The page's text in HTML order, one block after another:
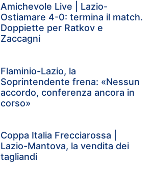
Amichevole Live | Lazio-
Ostiamare 4-0: termina il match.
Doppiette per Ratkov e
Zaccagni
Flaminio-Lazio, la
Soprintendente frena: «Nessun
accordo, conferenza ancora in
corso»
Coppa Italia Frecciarossa |
Lazio-Mantova, la vendita dei
tagliandi